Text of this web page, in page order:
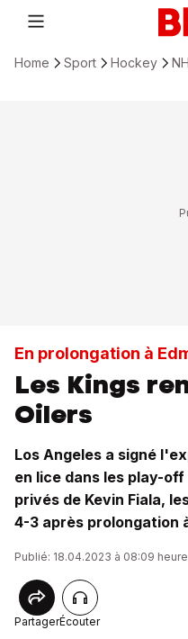
Home Sport Hockey
En prolongation à
Les Kings
Oilers
Los Angeles a signé
en lice dans les play-
privés de Kevin Fiala,
4-3 après prolongation
Publié: 18.04.2023 à 08:09
PartagerÉcouter